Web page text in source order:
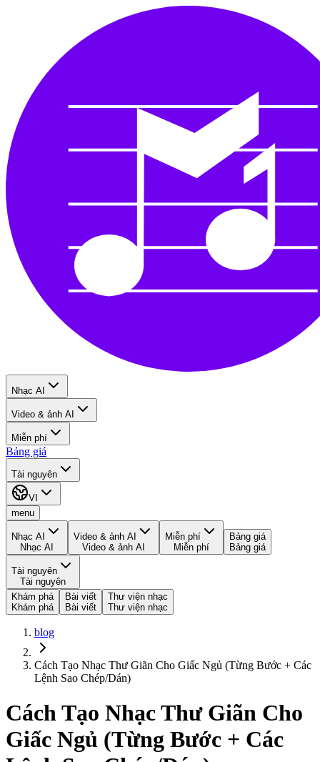
Nhạc AI
Video & ảnh AI
Miễn phí
Bảng giá
Tài nguyên
VI
menu
Nhạc AI
Nhạc AI
Video & ảnh AI
Video & ảnh AI
Miễn phí
Miễn phí
Bảng giá
Bảng giá
Tài nguyên
Tài nguyên
Khám phá
Khám phá
Bài viết
Bài viết
Thư viện nhạc
Thư viện nhạc
blog
Cách Tạo Nhạc Thư Giãn Cho Giấc Ngủ (Từng Bước + Các
Lệnh Sao Chép/Dán)
Cách Tạo Nhạc Thư Giãn Cho
Giấc Ngủ (Từng Bước + Các